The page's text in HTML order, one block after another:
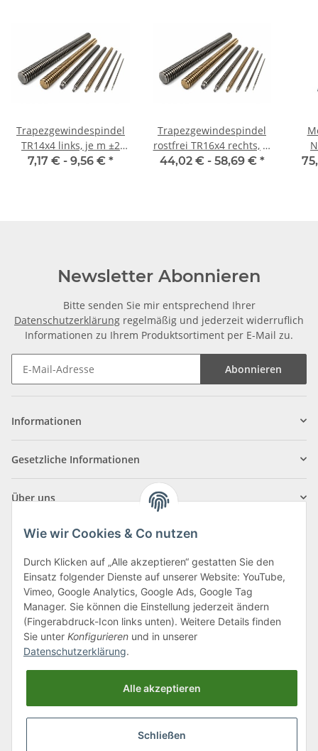
Trapezgewindespindel
TR14x4 links, je m ±2
mm
7,17 € - 9,56 € *
Trapezgewindespindel
rostfrei TR16x4 rechts, je
m ±2 mm
44,02 € - 58,69 € *
Newsletter Abonnieren
Bitte senden Sie mir entsprechend Ihrer
Datenschutzerklärung regelmäßig und jederzeit widerruflich
Informationen zu Ihrem Produktsortiment per E-Mail zu.
Abonnieren
Informationen
Gesetzliche Informationen
Über uns
Klagenfurter Straße 29
9556 Liebenfels
Montag bis Donnerstag: 8:00 bis 16:30 Uhr
Freitag: 8:00 bis 12:00 Uhr
Tel.:0043 (0) 4262 50900
office@cncshop.at
Wie wir Cookies & Co nutzen
Durch Klicken auf „Alle akzeptieren“ gestatten Sie den
Einsatz folgender Dienste auf unserer Website: YouTube,
Vimeo, Google Analytics, Google Ads, Google Tag
Manager. Sie können die Einstellung jederzeit ändern
(Fingerabdruck-Icon links unten). Weitere Details finden
Sie unter Konfigurieren und in unserer
Datenschutzerklärung.
Alle akzeptieren
Schließen